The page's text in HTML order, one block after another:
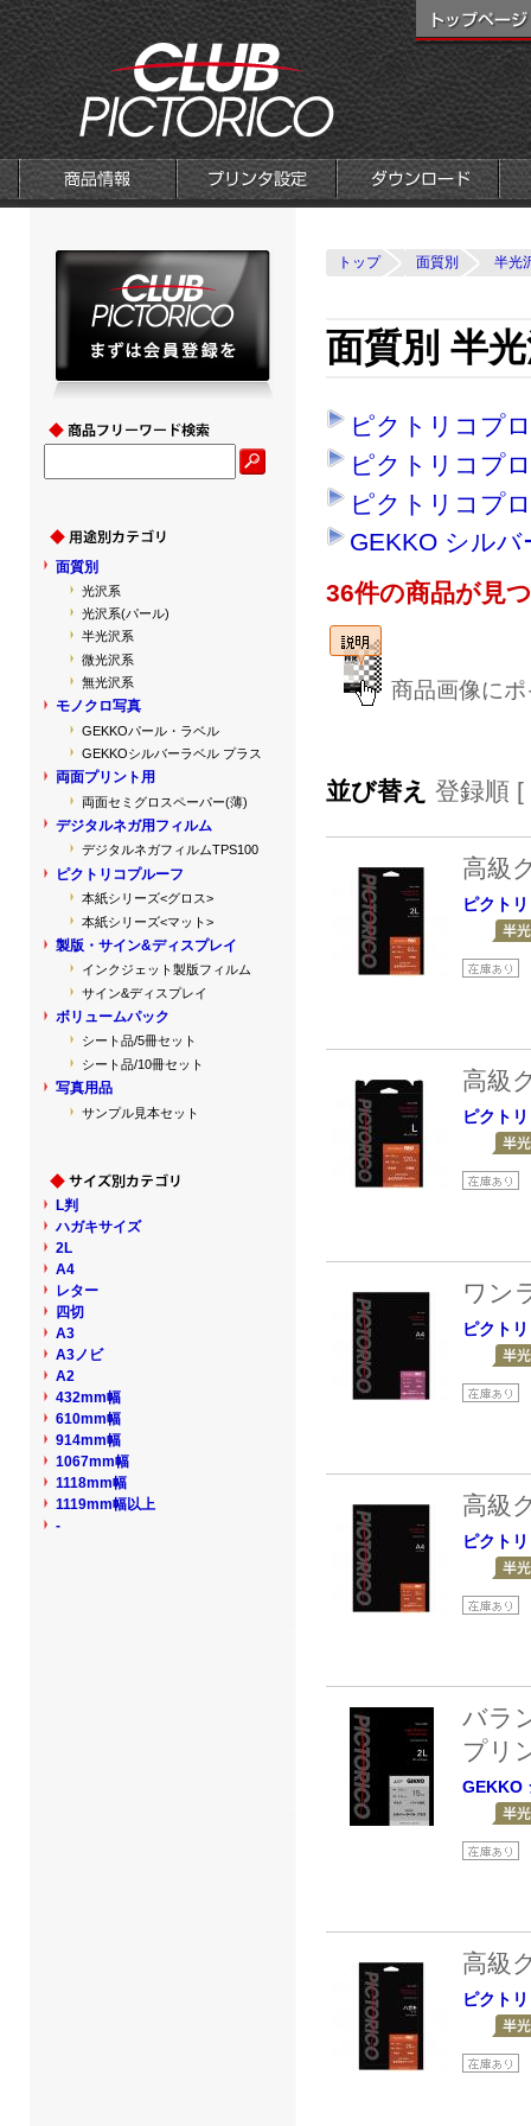
トップ 面質別 半光
面質別 半
ピクトリコプ
ピクトリコプ
ピクトリコプ
GEKKO シル
36件の商品が見
商品画像に
並び替え 登録順 [
高級
ピクト
高級
ピクト
ワン
ピクト
高級
ピクト
バラ
プリ
GEKKO
高級
ピクト
面質別
光沢系
光沢系(パール)
半光沢系
微光沢系
無光沢系
モノクロ写真
GEKKOパール・ラベル
GEKKOシルバーラベル プラス
両面プリント用
両面セミグロスペーパー(薄)
デジタルネガ用フィルム
デジタルネガフィルムTPS100
ピクトリコプルーフ
本紙シリーズ<グロス>
本紙シリーズ<マット>
製版・サイン&ディスプレイ
インクジェット製版フィルム
サイン&ディスプレイ
ボリュームパック
シート品/5冊セット
シート品/10冊セット
写真用品
サンプル見本セット
L判
ハガキサイズ
2L
A4
レター
四切
A3
A3ノビ
A2
432mm幅
610mm幅
914mm幅
1067mm幅
1118mm幅
1119mm幅以上
-